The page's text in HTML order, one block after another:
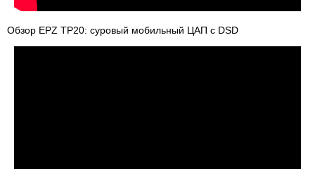
Обзор EPZ TP20: суровый мобильный ЦАП с DSD